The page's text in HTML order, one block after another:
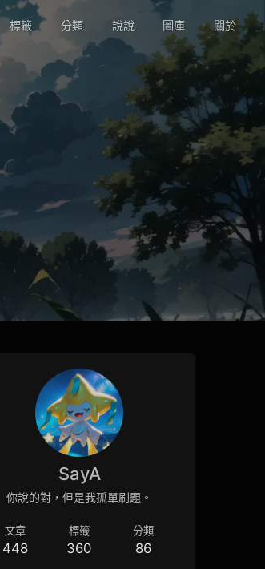
標籤 分類 說說 圖庫 關於
SayA
你說的對，但是我孤單刷題。
文章
448
標籤
360
分類
86